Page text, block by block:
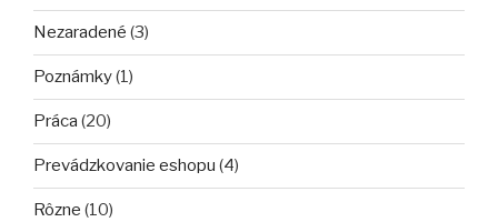
Nezaradené (3)
Poznámky(1)
Práca (20)
Prevádzkovanie eshopu (4)
Rôzne (10)